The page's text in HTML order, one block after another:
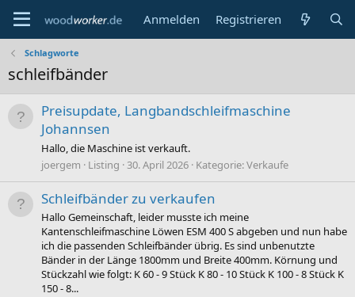
Anmelden Registrieren
Schlagworte
schleifbänder
Preisupdate, Langbandschleifmaschine
Johannsen
Hallo, die Maschine ist verkauft.
joergem
Listing 30. April 2026 Kategorie:Verkaufe
Schleifbänder zu verkaufen
Hallo Gemeinschaft, leider musste ich meine
Kantenschleifmaschine Löwen ESM 400 S abgeben und nun habe
ich die passenden Schleifbänder übrig. Es sind unbenutzte
Bänder in der Länge 1800mm und Breite 400mm. Körnung und
Stückzahl wie folgt: K 60 - 9 Stück K 80 - 10 Stück K 100 - 8 Stück K
150 - 8...